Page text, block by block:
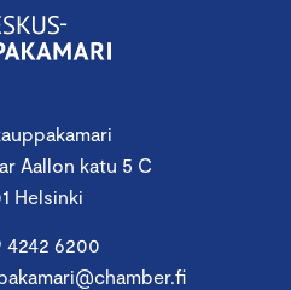
Aallon katu 5 C
Helsinki
4242 6200